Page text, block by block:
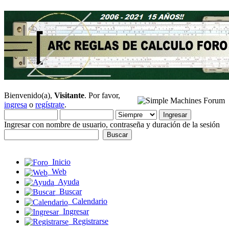
Bienvenido(a), Visitante. Por favor,
ingresa o regístrate.
Ingresar con nombre de usuario, contraseña y duración de la sesión
Inicio
Web
Ayuda
Buscar
Calendario
Ingresar
Registrarse